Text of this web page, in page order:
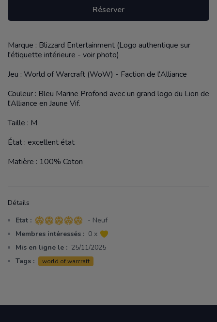
Réserver
Description
Marque : Blizzard Entertainment (Logo authentique sur
l'étiquette intérieure - voir photo)
Jeu : World of Warcraft (WoW) - Faction de l'Alliance
Couleur : Bleu Marine Profond avec un grand logo du Lion de
l'Alliance en Jaune Vif.
Taille : M
État : excellent état
Matière : 100% Coton
Détails
Etat : 5 sur 5 étoiles
- Neuf
Membres intéressés : 0 x
Mis en ligne le : 25/11/2025
Tags :
world of warcraft